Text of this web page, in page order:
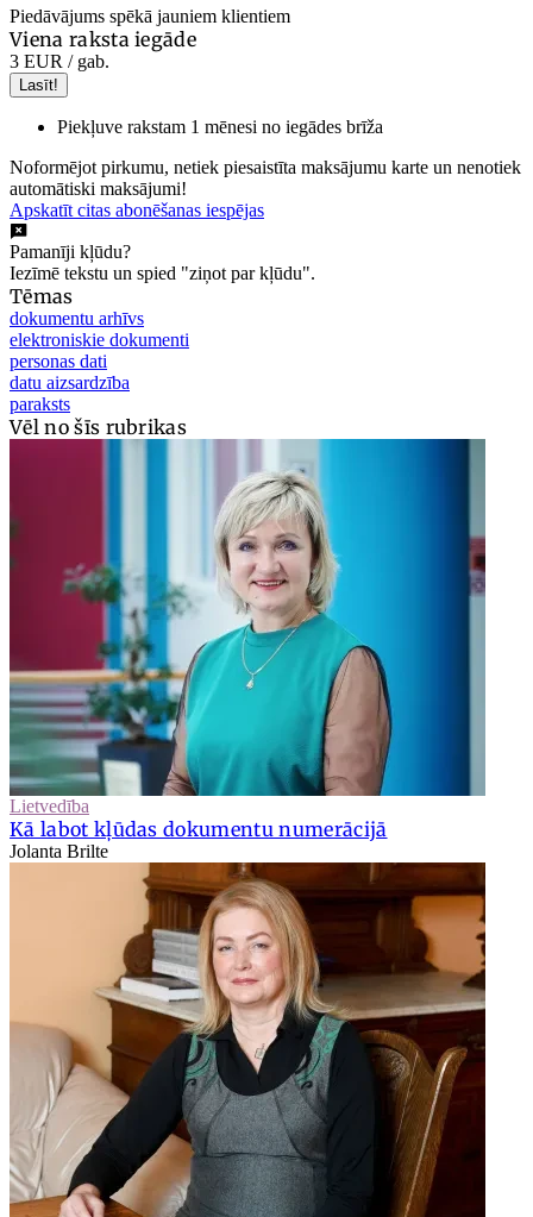
Piedāvājums spēkā jauniem klientiem
Viena raksta iegāde
3 EUR / gab.
Lasīt!
Piekļuve rakstam 1 mēnesi no iegādes brīža
Noformējot pirkumu, netiek piesaistīta maksājumu karte un nenotiek
automātiski maksājumi!
Apskatīt citas abonēšanas iespējas
Pamanīji kļūdu?
Iezīmē tekstu un spied "ziņot par kļūdu".
Tēmas
dokumentu arhīvs
elektroniskie dokumenti
personas dati
datu aizsardzība
paraksts
Vēl no šīs rubrikas
Lietvedība
Kā labot kļūdas dokumentu numerācijā
Jolanta Brilte